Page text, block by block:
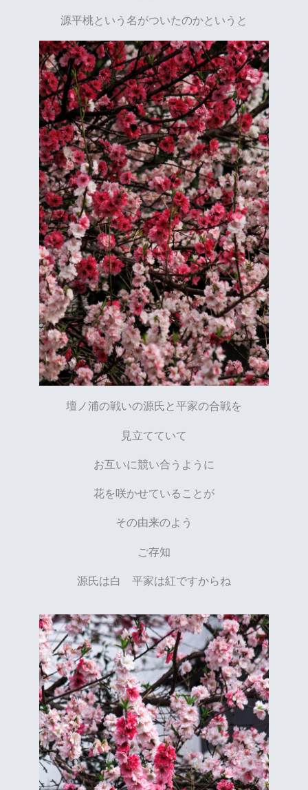
源平桃という名がついたのかというと
壇ノ浦の戦いの源氏と平家の合戦を
見立てていて
お互いに競い合うように
花を咲かせていることが
その由来のよう
ご存知
源氏は白 平家は紅ですからね